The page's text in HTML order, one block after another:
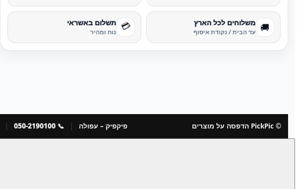
🚚 משלוחים לכל הארץ
עד הבית / נקודת איסוף 💳 תשלום באשראי
נוח ומהיר
© PickPic הדפסה על מוצרים פיקפיק – עפולה 📞 050-2190100